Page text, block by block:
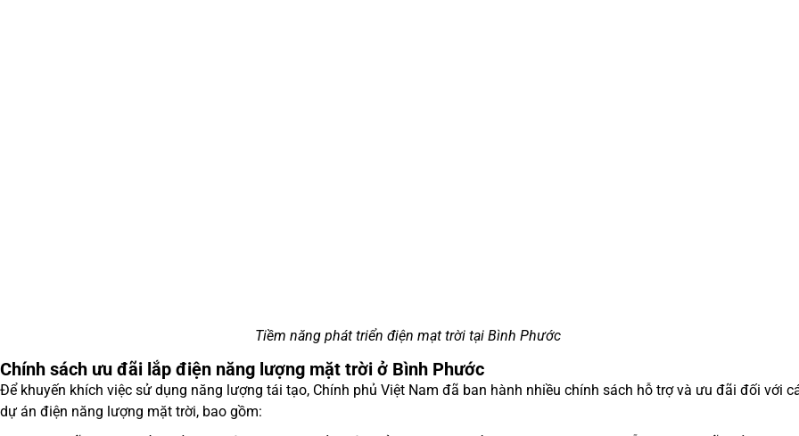
Tiềm năng phát triển điện mạt trời tại Bình Phước
Chính sách ưu đãi lắp điện năng lượng mặt trời ở Bình Phước
Để khuyến khích việc sử dụng năng lượng tái tạo, Chính phủ Việt Nam đã ban hành nhiều chính sách hỗ trợ và ưu đãi đối với
dự án điện năng lượng mặt trời, bao gồm: